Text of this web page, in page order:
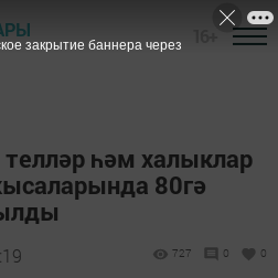
һәм халыклар
80гә
727 0 0
закрытие баннера через